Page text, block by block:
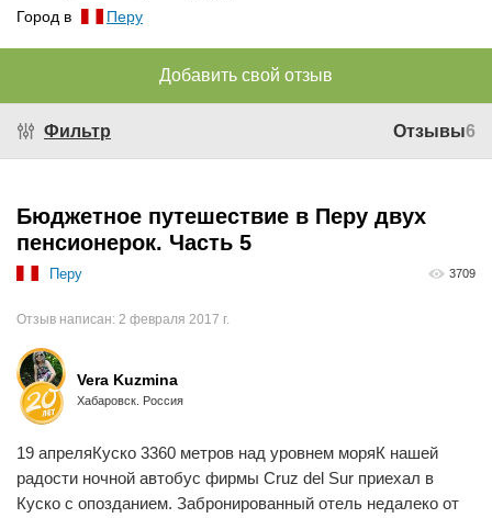
Город в Перу
Добавить свой отзыв
Фильтр Отзывы6
Бюджетное путешествие в Перу двух
пенсионерок. Часть 5
Перу 3709
Отзыв написан: 2 февраля 2017 г.
Vera Kuzmina
Хабаровск. Россия
19 апреляКуско 3360 метров над уровнем моряК нашей
радости ночной автобус фирмы Cruz del Sur приехал в
Куско с опозданием. Забронированный отель недалеко от